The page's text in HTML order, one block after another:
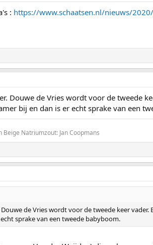
: https://www.schaatsen.nl/nieuws/
Douwe de Vries wordt voor de tweede
bij en dan is er echt sprake van een
Natriumzout: Jan Coopmans
de Vries wordt voor de tweede keer
sprake van een tweede babyboom.